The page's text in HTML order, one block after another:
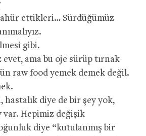
ettikleri… Sürdüğümüz
gibi.
evet, ama bu oje sürüp tırnak
raw food yemek demek değil.
hastalık diye de bir şey yok,
var. Hepimiz değişik
diye “kutulanmış bir